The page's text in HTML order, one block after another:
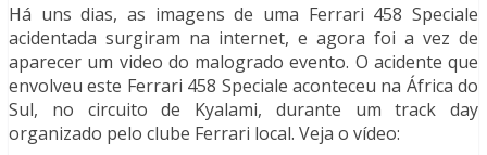
Há uns dias, as imagens de uma Ferrari 458 Speciale
acidentada surgiram na internet, e agora foi a vez de
aparecer um video do malogrado evento. O acidente que
envolveu este Ferrari 458 Speciale aconteceu na África do
Sul, no circuito de Kyalami, durante um track day
organizado pelo clube Ferrari local. Veja o vídeo: